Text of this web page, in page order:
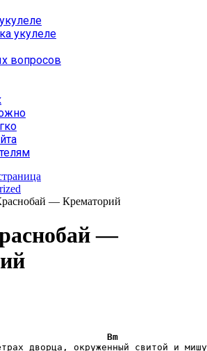
укулеле
вопросов
— Крематорий
—
Bm